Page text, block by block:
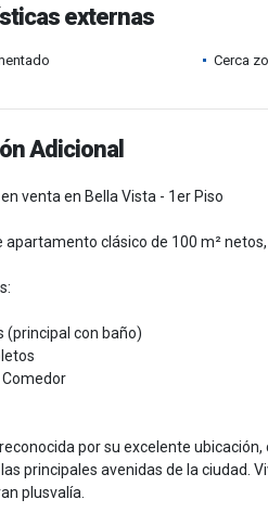
externas
Cerca
Adicional
venta en Bella Vista - 1er Piso
apartamento clásico de 100 m²
(principal con baño)
Comedor
por su excelente
principales avenidas de la ciudad.
plusvalía.